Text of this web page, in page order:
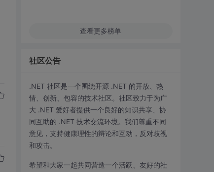
查看更多榜单
社区公告
.NET 社区是一个围绕开源 .NET 的开放、热
情、创新、包容的技术社区。社区致力于为广
大 .NET 爱好者提供一个良好的知识共享、协
同互助的 .NET 技术交流环境。我们尊重不同
意见，支持健康理性的辩论和互动，反对歧视
和攻击。
希望和大家一起共同营造一个活跃、友好的社